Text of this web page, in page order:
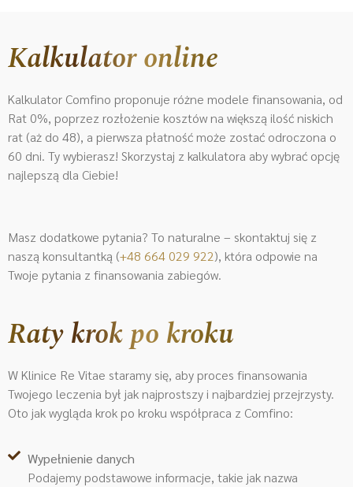
Raty krok po kroku
W Klinice Re Vitae staramy się, aby proces finansowania
Twojego leczenia był jak najprostszy i najbardziej przejrzysty.
Oto jak wygląda krok po kroku współpraca z Comfino:
Wypełnienie danych
Podajemy podstawowe informacje, takie jak nazwa
Kalkulator online
Kalkulator Comfino proponuje różne modele finansowania, od
Rat 0%, poprzez rozłożenie kosztów na większą ilość niskich
rat (aż do 48), a pierwsza płatność może zostać odroczona o
60 dni. Ty wybierasz! Skorzystaj z kalkulatora aby wybrać opcję
najlepszą dla Ciebie!
Masz dodatkowe pytania? To naturalne – skontaktuj się z
naszą konsultantką (+48 664 029 922), która odpowie na
Twoje pytania z finansowania zabiegów.